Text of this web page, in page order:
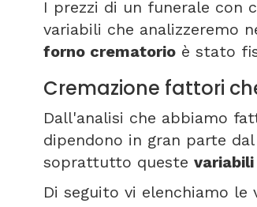
I prezzi di un funerale con
variabili che analizzeremo
forno crematorio è stato
Cremazione fattori
Dall'analisi che abbiamo
dipendono in gran parte
soprattutto queste variabili
Di seguito vi elenchiamo le